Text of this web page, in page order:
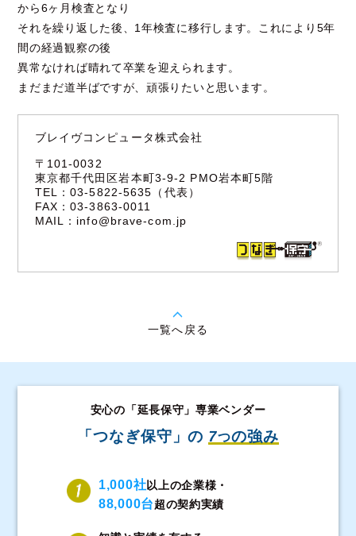
から6ヶ月検査となり
それを繰り返した後、1年検査に移行します。これにより5年
間の経過観察の後
異常なければ晴れて卒業を迎えられます。
まだまだ道半ばですが、頑張りたいと思います。
ブレイヴコンピュータ株式会社
〒101-0032
東京都千代田区岩本町3-9-2 PMO岩本町5階
TEL：03-5822-5635（代表）
FAX：03-3863-0011
MAIL： info@brave-com.jp
一覧へ戻る
安心の「延長保守」専業ベンダー
「つなぎ保守」の 7つの強み
1,000社以上の企業様・
88,000台超の契約実績